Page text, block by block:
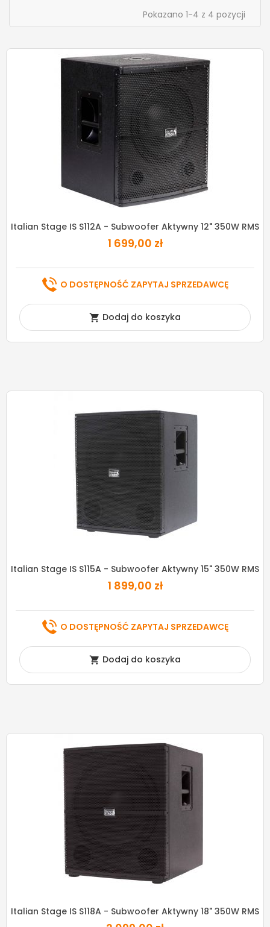
Pokazano 1-4 z 4 pozycji
Italian Stage IS S112A - Subwoofer Aktywny 12" 350W RMS
1 699,00 zł
O DOSTĘPNOŚĆ ZAPYTAJ SPRZEDAWCĘ
 Dodaj do koszyka
Italian Stage IS S115A - Subwoofer Aktywny 15" 350W RMS
1 899,00 zł
O DOSTĘPNOŚĆ ZAPYTAJ SPRZEDAWCĘ
 Dodaj do koszyka
Italian Stage IS S118A - Subwoofer Aktywny 18" 350W RMS